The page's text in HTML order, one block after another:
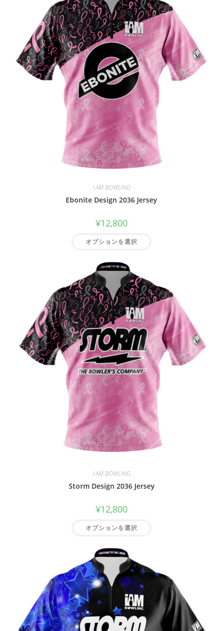
I AM BOWLING
Ebonite Design 2036 Jersey
¥12,800
オプションを選択
I AM BOWLING
Storm Design 2036 Jersey
¥12,800
オプションを選択